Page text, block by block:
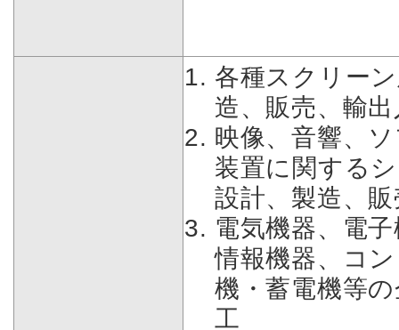
各種スクリー
造、販売、輸
映像、音響、
装置に関する
設計、製造、
電気機器、電
情報機器、コ
機・蓄電機等
工